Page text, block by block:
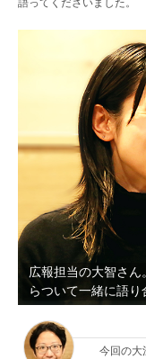
語ってくださいました。
広報担当の大智さ
らついて一緒に語り
今回の大